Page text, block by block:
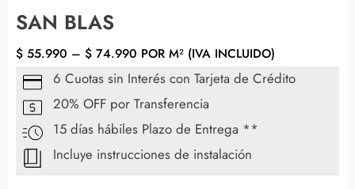
SAN BLAS
$ 55.990 – $ 74.990 POR M² (IVA INCLUIDO)
6 Cuotas sin Interés con Tarjeta de Crédito
20% OFF por Transferencia
15 días hábiles Plazo de Entrega **
Incluye instrucciones de instalación